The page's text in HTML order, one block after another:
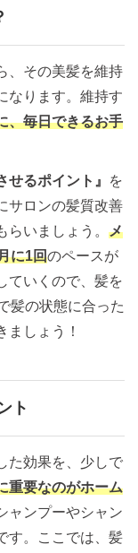
、その美髪を維持
なります。維持す
、毎日できるお手
せるポイント』
を
サロンの髪質改善
らいましょう。 メ
に1回のペースが
ていくので、髪を
髪の状態に合った
ましょう！
ト
た効果を、少しで
重要なのがホーム
ャンプーやシャン
す。ここでは、髪